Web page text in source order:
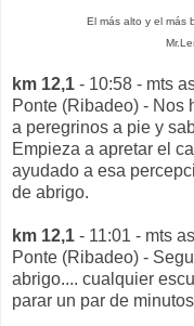
El más alto y el más
km 12,1 - 10:58 - mts
Ponte (Ribadeo) - Nos
a peregrinos a pie y
Empieza a apretar el
ayudado a esa
de abrigo.
km 12,1 - 11:01 - mts
Ponte (Ribadeo) -
abrigo.... cualquier
parar un par de